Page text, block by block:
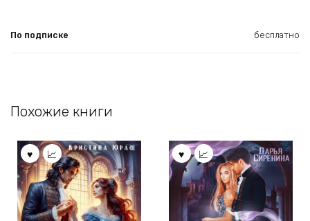
По подписке бесплатно
Похожие книги